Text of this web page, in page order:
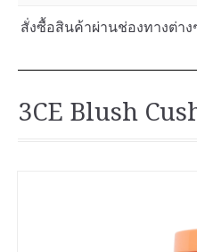
สั่งซื้อสินค้าผ่านช่องทางต่าง
3CE Blush